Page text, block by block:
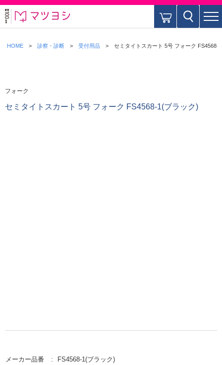
HOME 診察・診断 受付用品 セミタイトスカート 5号 フォーク FS4568-
フォーク
セミタイトスカート 5号 フォーク FS4568-1(ブラック)
メーカー品番
FS4568-1(ブラック)